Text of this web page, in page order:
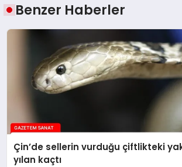
Benzer Haberler
Çin’de sellerin vurduğu çiftlikteki
yılan kaçtı